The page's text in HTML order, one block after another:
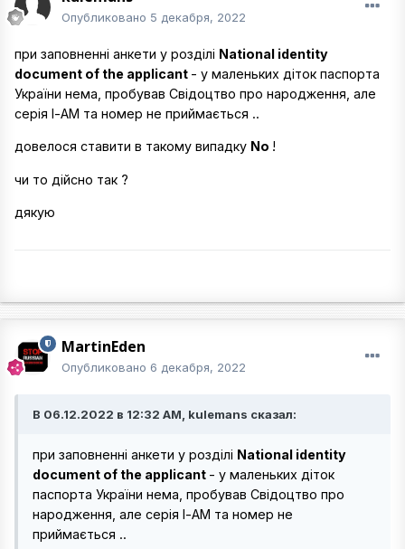
Опубликовано 5 декабря, 2022
при заповненні анкети у розділі National identity
document of the applicant - у маленьких діток паспорта
України нема, пробував Свідоцтво про народження, але
серія І-АМ та номер не приймається ..
довелося ставити в такому випадку No !
чи то дійсно так ?
дякую
MartinEden
Опубликовано 6 декабря, 2022
В 06.12.2022 в 12:32 AM, kulemans сказал:
при заповненні анкети у розділі National identity
document of the applicant - у маленьких діток
паспорта України нема, пробував Свідоцтво про
народження, але серія І-АМ та номер не
приймається ..